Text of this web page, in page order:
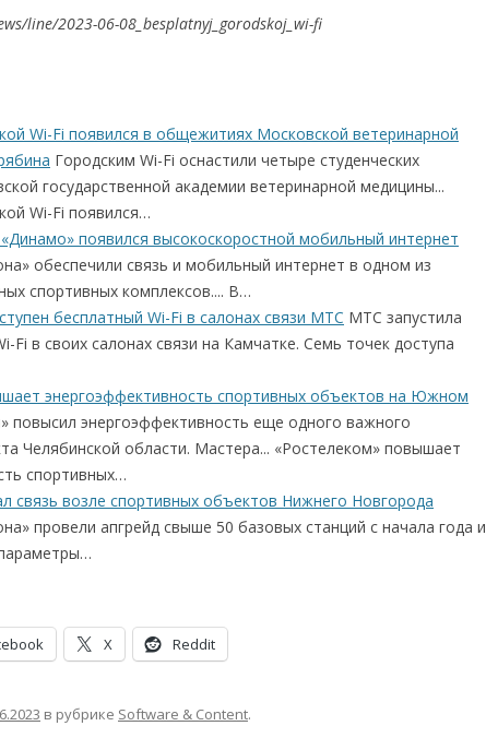
line/2023-06-08_besplatnyj_gorodskoj_wi-fi
Wi-Fi появился в общежитиях Московской ветеринарной
Городским Wi-Fi оснастили четыре студенческих
государственной академии ветеринарной медицины...
Wi-Fi появился…
появился высокоскоростной мобильный интернет
обеспечили связь и мобильный интернет в одном из
спортивных комплексов.... В…
бесплатный Wi-Fi в салонах связи МТС МТС запустила
Fi в своих салонах связи на Камчатке. Семь точек доступа
энергоэффективность спортивных объектов на Южном
повысил энергоэффективность еще одного важного
Челябинской области. Мастера... «Ростелеком» повышает
спортивных…
связь возле спортивных объектов Нижнего Новгорода
провели апгрейд свыше 50 базовых станций с начала года и
X Reddit
в рубрике Software & Content.